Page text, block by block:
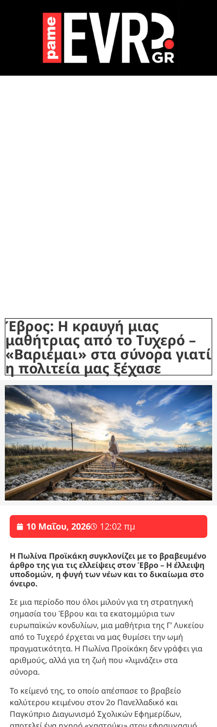
Έβρος: Η κραυγή μιας
μαθήτριας από το Τυχερό –
«Βαριέμαι» στα σύνορα γιατί
η πολιτεία μας ξέχασε
10 Μαΐου, 2026 12:02 πμ
Η Πωλίνα Προϊκάκη συγκλονίζει με το βραβευμένο
άρθρο της για τις ελλείψεις στον Έβρο – Η έλλειψη
υποδομών, η φυγή των νέων και το δικαίωμα στο
όνειρο.
Σε μια περίοδο που όλοι μιλούν για τη στρατηγική
σημασία του Έβρου και τα εκατομμύρια των
ευρωπαϊκών κονδυλίων, μια μαθήτρια της Γ’ Λυκείου
από το Τυχερό έρχεται να μας θυμίσει την ωμή
πραγματικότητα. Η Πωλίνα Προϊκάκη δεν γράφει για
αριθμούς, αλλά για τη ζωή που «λιμνάζει» στα
σύνορα.
Το κείμενό της, το οποίο απέσπασε το βραβείο
καλύτερου κειμένου στον 2ο Πανελλαδικό και
Παγκύπριο Διαγωνισμό Σχολικών Εφημερίδων,